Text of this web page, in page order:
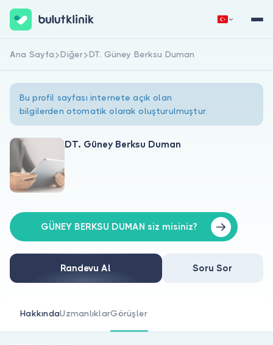
Hakkımızda
Doktorlar için
Doktor musunuz?
Hemen Kaydol Giriş Yap
Ana Sayfa Diğer DT. Güney Berksu Duman
Bu profil sayfası internete açık olan
bilgilerden otomatik olarak oluşturulmuştur.
DT. Güney Berksu Duman
GÜNEY BERKSU DUMAN siz misiniz?
Randevu Al Soru Sor
HakkındaUzmanlıklarGörüşler